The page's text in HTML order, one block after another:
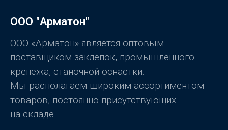
0
и
5
ООО "Арматон"
ООО «Арматон» является оптовым
поставщиком заклёпок, промышленного
крепежа, станочной оснастки.
Мы располагаем широким ассортиментом
товаров, постоянно присутствующих
на складе.